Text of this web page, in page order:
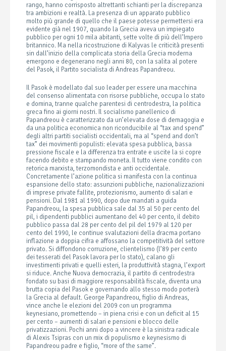
rango, hanno corrisposto altrettanti schianti per la discrepanza
tra ambizioni e realtà. La presenza di un apparato pubblico
molto più grande di quello che il paese potesse permettersi era
evidente già nel 1907, quando la Grecia aveva un impiegato
pubblico per ogni 10 mila abitanti, sette volte di più dell’Impero
britannico. Ma nella ricostruzione di Kalyvas le criticità presenti
sin dall’inizio della complicata storia della Grecia moderna
emergono e degenerano negli anni 80, con la salita al potere
del Pasok, il Partito socialista di Andreas Papandreou.
Il Pasok è modellato dal suo leader per essere una macchina
del consenso alimentata con risorse pubbliche, occupa lo stato
e domina, tranne qualche parentesi di centrodestra, la politica
greca fino ai giorni nostri. Il socialismo panellenico di
Papandreou è caratterizzato da un’elevata dose di demagogia e
da una politica economica non riconducibile al “tax and spend”
degli altri partiti socialisti occidentali, ma al “spend and don’t
tax” dei movimenti populisti: elevata spesa pubblica, bassa
pressione fiscale e la differenza tra entrate e uscite la si copre
facendo debito e stampando moneta. Il tutto viene condito con
retorica marxista, terzomondista e anti occidentale.
Concretamente l’azione politica si manifesta con la continua
espansione dello stato: assunzioni pubbliche, nazionalizzazioni
di imprese private fallite, protezionismo, aumento di salari e
pensioni. Dal 1981 al 1990, dopo due mandati a guida
Papandreou, la spesa pubblica sale dal 35 al 50 per cento del
pil, i dipendenti pubblici aumentano del 40 per cento, il debito
pubblico passa dal 28 per cento del pil del 1979 al 120 per
cento del 1990, le continue svalutazioni della dracma portano
inflazione a doppia cifra e affossano la competitività del settore
privato. Si diffondono corruzione, clientelismo (l’89 per cento
dei tesserati del Pasok lavora per lo stato), calano gli
investimenti privati e quelli esteri, la produttività stagna, l’export
si riduce. Anche Nuova democrazia, il partito di centrodestra
fondato su basi di maggiore responsabilità fiscale, diventa una
brutta copia del Pasok e governando allo stesso modo porterà
la Grecia al default. George Papandreou, figlio di Andreas,
vince anche le elezioni del 2009 con un programma
keynesiano, promettendo – in piena crisi e con un deficit al 15
per cento – aumenti di salari e pensioni e blocco delle
privatizzazioni. Pochi anni dopo a vincere è la sinistra radicale
di Alexis Tsipras con un mix di populismo e keynesismo di
Papandreou padre e figlio, “more of the same”.